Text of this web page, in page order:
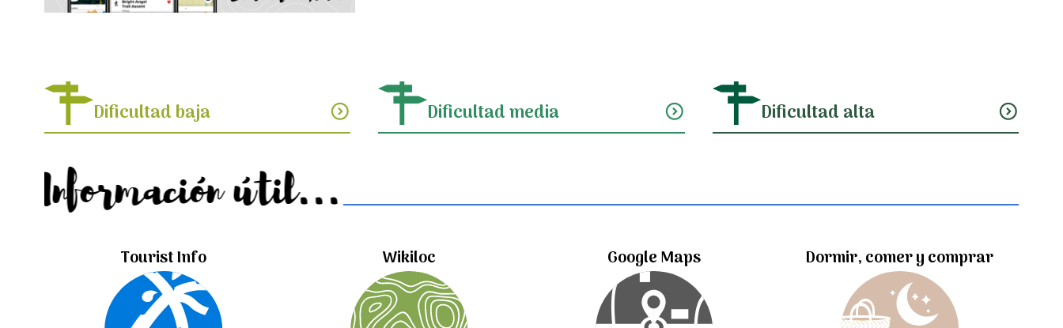
Dificultad baja expand_circle_down Dificultad media expand_circle_down Dificultad alta expand_circle_down
Información útil...
Tourist Info Wikiloc Google Maps Dormir, comer y comprar